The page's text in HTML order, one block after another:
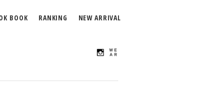
BOOK RANKING NEW ARRIVAL